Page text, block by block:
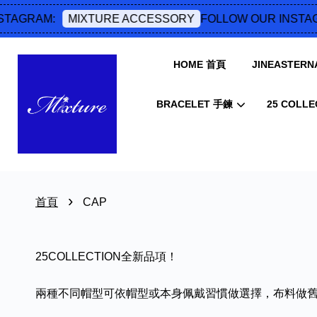
MIXTURE ACCESSORY FOLLOW OUR
HOME 首頁
BRACELET 手鍊 25
首頁 › CAP
25COLLECTION全新品項！
兩種不同帽型可依帽型或本身佩戴習慣做選擇，布料做